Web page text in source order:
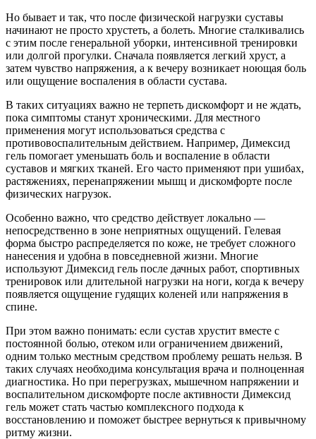
Но бывает и так, что после физической нагрузки суставы
начинают не просто хрустеть, а болеть. Многие сталкивались
с этим после генеральной уборки, интенсивной тренировки
или долгой прогулки. Сначала появляется легкий хруст, а
затем чувство напряжения, а к вечеру возникает ноющая боль
или ощущение воспаления в области сустава.
В таких ситуациях важно не терпеть дискомфорт и не ждать,
пока симптомы станут хроническими. Для местного
применения могут использоваться средства с
противовоспалительным действием. Например, Димексид
гель помогает уменьшать боль и воспаление в области
суставов и мягких тканей. Его часто применяют при ушибах,
растяжениях, перенапряжении мышц и дискомфорте после
физических нагрузок.
Особенно важно, что средство действует локально —
непосредственно в зоне неприятных ощущений. Гелевая
форма быстро распределяется по коже, не требует сложного
нанесения и удобна в повседневной жизни. Многие
используют Димексид гель после дачных работ, спортивных
тренировок или длительной нагрузки на ноги, когда к вечеру
появляется ощущение гудящих коленей или напряжения в
спине.
При этом важно понимать: если сустав хрустит вместе с
постоянной болью, отеком или ограничением движений,
одним только местным средством проблему решать нельзя. В
таких случаях необходима консультация врача и полноценная
диагностика. Но при перегрузках, мышечном напряжении и
воспалительном дискомфорте после активности Димексид
гель может стать частью комплексного подхода к
восстановлению и поможет быстрее вернуться к привычному
ритму жизни.